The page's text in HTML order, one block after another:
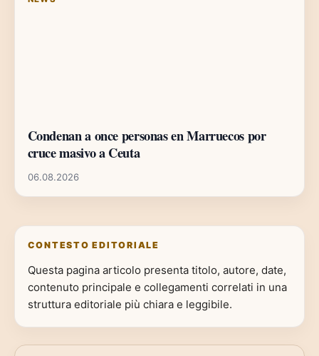
Condenan a once personas en Marruecos por
cruce masivo a Ceuta
06.08.2026
CONTESTO EDITORIALE
Questa pagina articolo presenta titolo, autore, date,
contenuto principale e collegamenti correlati in una
struttura editoriale più chiara e leggibile.